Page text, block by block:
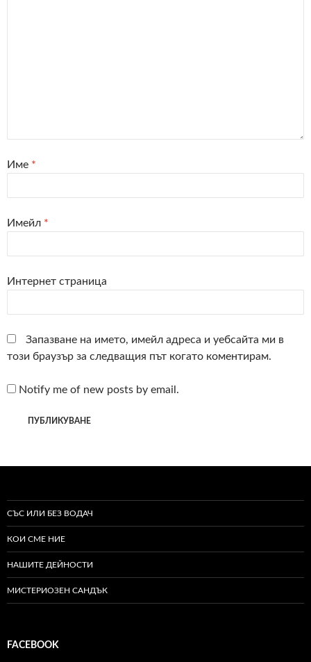
Име *
Имейл *
Интернет страница
Запазване на името, имейл адреса и уебсайта ми в
този браузър за следващия път когато коментирам.
Notify me of new posts by email.
СЪС ИЛИ БЕЗ ВОДАЧ
КОИ СМЕ НИЕ
НАШИТЕ ДЕЙНОСТИ
МИСТЕРИОЗЕН САНДЪК
FACEBOOK